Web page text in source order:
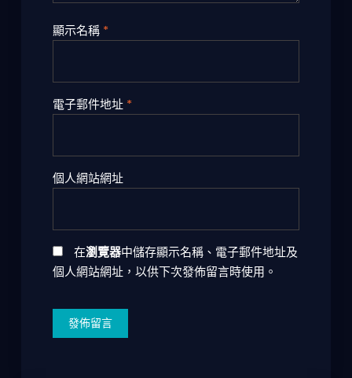
顯示名稱 *
電子郵件地址 *
個人網站網址
在瀏覽器中儲存顯示名稱、電子郵件地址及
個人網站網址，以供下次發佈留言時使用。